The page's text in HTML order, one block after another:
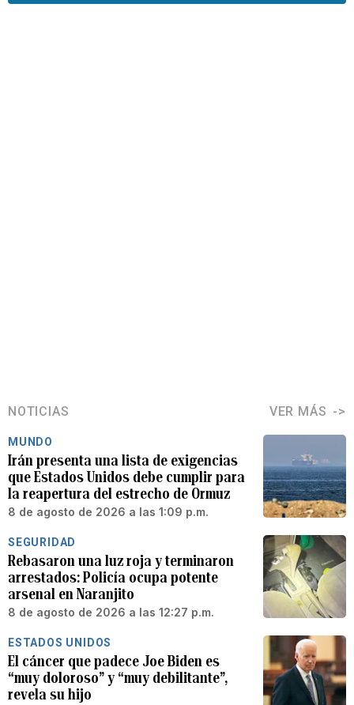
NOTICIAS VER MÁS
MUNDO
Irán presenta una lista de exigencias
que Estados Unidos debe cumplir para
la reapertura del estrecho de Ormuz
8 de agosto de 2026 a las 1:09 p.m.
SEGURIDAD
Rebasaron una luz roja y terminaron
arrestados: Policía ocupa potente
arsenal en Naranjito
8 de agosto de 2026 a las 12:27 p.m.
ESTADOS UNIDOS
El cáncer que padece Joe Biden es
“muy doloroso” y “muy debilitante”,
revela su hijo